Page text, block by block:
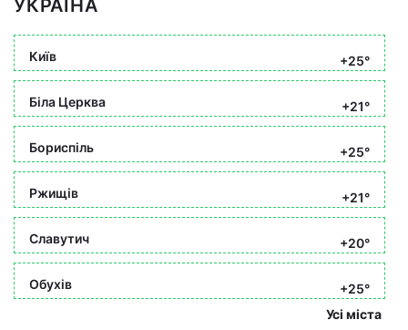
УКРАЇНА
Київ +25°
Біла Церква +21°
Бориспіль +25°
Ржищів +21°
Славутич +20°
Обухів
+25°
Усі міста